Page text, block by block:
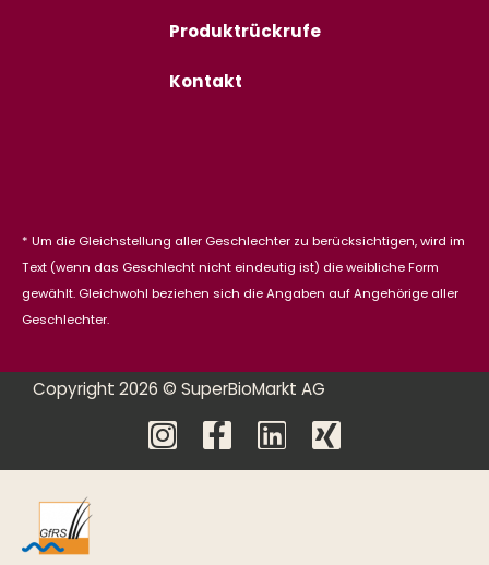
Produktrückrufe
Kontakt
* Um die Gleichstellung aller Geschlechter zu berücksichtigen, wird im
Text (wenn das Geschlecht nicht eindeutig ist) die weibliche Form
gewählt. Gleichwohl beziehen sich die Angaben auf Angehörige aller
Geschlechter.
Copyright 2026 © SuperBioMarkt AG